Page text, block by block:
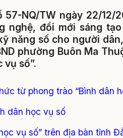
57-NQ/TW ngày 22/
nghệ, đổi mới sáng
năng số cho người
phường Buôn Ma
số”.
từ phong trào “Bình dân
dân học vụ số
vụ số” trên địa bàn tỉnh